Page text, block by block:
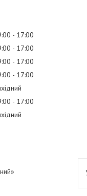
17:00
17:00
17:00
17:00
17:00